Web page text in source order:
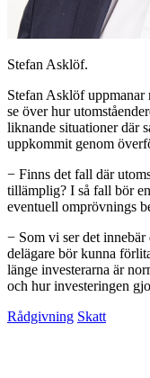
Stefan Asklöf.
Stefan Asklöf uppmanar
se över hur
liknande situationer där
uppkommit genom
− Finns det fall där
tillämplig? I så fall bör
eventuell omprövnings
− Som vi ser det
delägare bör kunna
länge investerarna är
och hur investeringen
Rådgivning Skatt